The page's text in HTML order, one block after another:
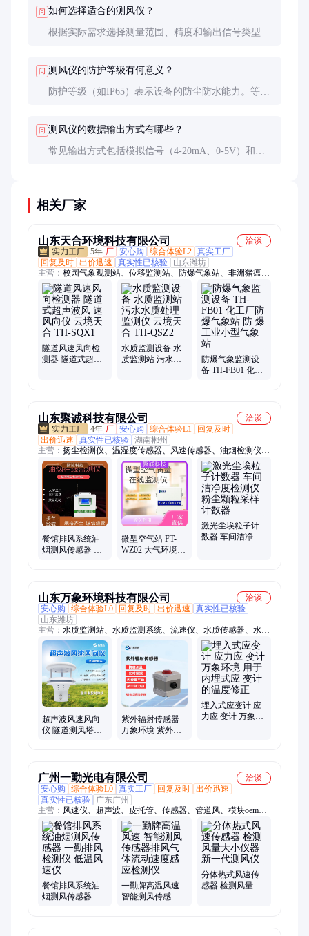
问 如何选择适合的测风仪？
根据实际需求选择测量范围、精度和输出信号类型。
问 测风仪的防护等级有何意义？
防护等级（如IP65）表示设备的防尘防水能力。等级
问 测风仪的数据输出方式有哪些？
常见输出方式包括模拟信号（4-20mA、0-5V）和数
相关厂家
山东天合环境科技有限公司
洽谈
5年 厂 安心购 综合体验L2 真实工厂
回复及时 出价迅速 真实性已核验
山东潍坊
主营： 校园气象观测站、位移监测站、防爆气象站、非洲猪瘟检
测仪、泵吸式扬尘检测仪、雨量监测设备、气象监测站、水质在
线监测仪、gnss位移监测站、自动气象站、农业气象站、小型气
象站、校园气象站、手持气象站、防爆风速风向仪、超声波气象
站、车载气象站、便携式气象站、微型气象仪、土壤墒情监测
站、负氧离子监测站、水位监测站、农业四情监测站、化工厂防
爆气象站、网格化空气微站
隧道风速风向检
测器 隧道式超声
水质监测设备 水
质监测站 污水水
防爆气象监测设
备 TH-FB01 化工
山东聚诚科技有限公司
洽谈
4年 厂 安心购 综合体验L1
回复及时
出价迅速
真实性已核验 湖南郴州
主营： 扬尘检测仪、温湿度传感器、风速传感器、油烟检测仪、
扬尘监测系统、扬尘监测仪、噪声监测系统
餐馆排风系统油
烟测风传感器 一
微型空气站 FT-
WZ02 大气环境空
激光尘埃粒子计
数器 车间洁净度
山东万象环境科技有限公司
洽谈
安心购
综合体验L0 回复及时 出价迅速
真实性已核验
山东潍坊
主营： 水质监测站、水质监测系统、流速仪、水质传感器、水质
监测仪、测深仪、水文监测站、水位监测站、位移监测站、流量
监测站、流量计、电子水尺、水质分析仪、水质监测设备、雨量
监测站
超声波风速风向
仪 隧道测风塔风
紫外辐射传感器
万象环境 紫外线
埋入式应变计 应
力应 变计 万象环
广州一勤光电有限公司
洽谈
安心购
综合体验L0 真实工厂 回复及时 出价迅速
真实性已核验
广东广州
主营： 风速仪、超声波、皮托管、传感器、管道风、模块oem、
风向仪、变送器、0-5v信号、管道排风、高温测量、测量探杆、
排风测量、防爆风量、压力风管、三杯风速、变送模块、水流感
应、多种管道、风速风向、热敏感应、风速传感、高温管道、感
应开关、流量开关
餐馆排风系统油
烟测风传感器 一
一勤牌高温风速
智能测风传感器
分体热式风速传
感器 检测风量大